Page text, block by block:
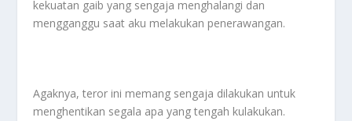
kekuatan gaib yang sengaja menghalangi dan
mengganggu saat aku melakukan penerawangan.
Agaknya, teror ini memang sengaja dilakukan untuk
menghentikan segala apa yang tengah kulakukan.